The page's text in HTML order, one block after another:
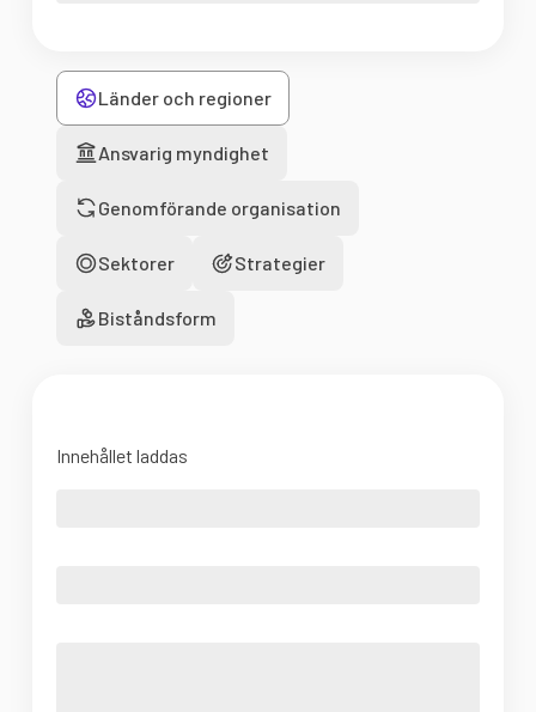
Länder och regioner
Ansvarig myndighet
Genomförande organisation
Sektorer Strategier
Biståndsform
Innehållet laddas